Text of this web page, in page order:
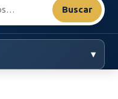
Buscar
▾